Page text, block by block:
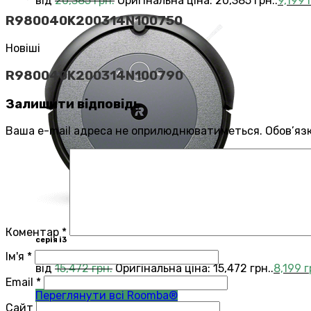
серія i3
від15,472грн. Оригінальна ціна: 15,472 грн..8,199
Переглянути всі Roomba®
R980040K200314N100750
Новіші
R980040K200314N100790
Залишити відповідь
Ваша e-mail адреса не оприлюднюватиметься.
Коментар *
Ім'я *
Email *
Сайт